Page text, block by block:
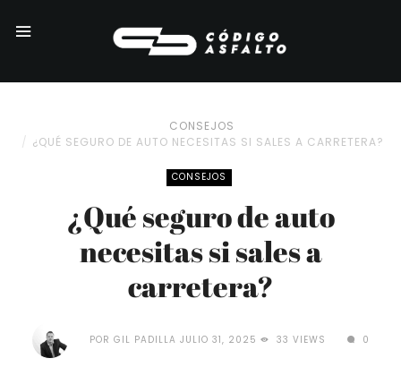
CONSEJOS
¿QUÉ SEGURO DE AUTO NECESITAS SI SALES A CARRETERA?
CONSEJOS
¿Qué seguro de auto
necesitas si sales a
carretera?
POR GIL PADILLA JULIO 31, 2025 33 VIEWS 0